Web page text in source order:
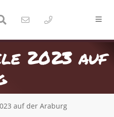
2023 auf
auf der Araburg